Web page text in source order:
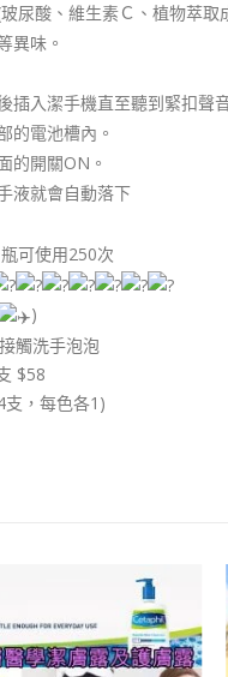
尿酸、維生素Ｃ、植物萃
異味。
插入潔手機直至聽到緊扣聲
的電池槽內。
的開關ON。
液就會自動落下
可使用250次
)
觸洗手泡泡
$58
，每色各1)